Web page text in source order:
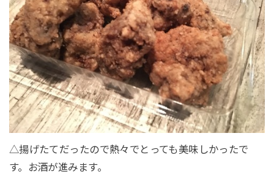
△揚げたてだったので熱々でとっても美味しかったで
す。お酒が進みます。